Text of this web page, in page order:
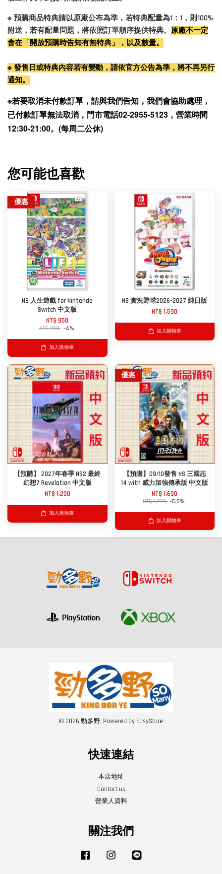
※ 預購商品特典請以原廠公布為準，若特典配量為1：1，則100%
附送，若有配量問題，將依照訂單順序提供特典。 原廠不一定
會在「開放預購時告知有無特典」，以及數量。
※ 發售日或特典內容若有變動，請依官方公告為準，將不再另行
通知。
※若要取消未付款訂單，請與我們告知，我們會協助處理，
已付款訂單無法取消，門市電話02-2955-5123，營業時間
12:30-21:00。(每周二公休)
您可能也喜歡
優惠
NS 人生遊戲 for Nintendo
Switch 中文版
NT$ 950
NT$ 990 -4%
加入購物車
NS 實況野球2026-2027 純日版
NT$ 1,590
加入購物車
【預購】 2027年春季 NS2 最終
幻想7 Revelation 中文版
NT$ 1,290
加入購物車
優惠
【預購】09/10發售 NS 三國志
14 with 威力加強傳承版 中文版
NT$ 1,690
NT$ 1,790 -5.6%
加入購物車
© 2026 勁多野. Powered by EasyStore
快速連結
本店地址
Contact us
營業人資料
關注我們
Facebook Instagram